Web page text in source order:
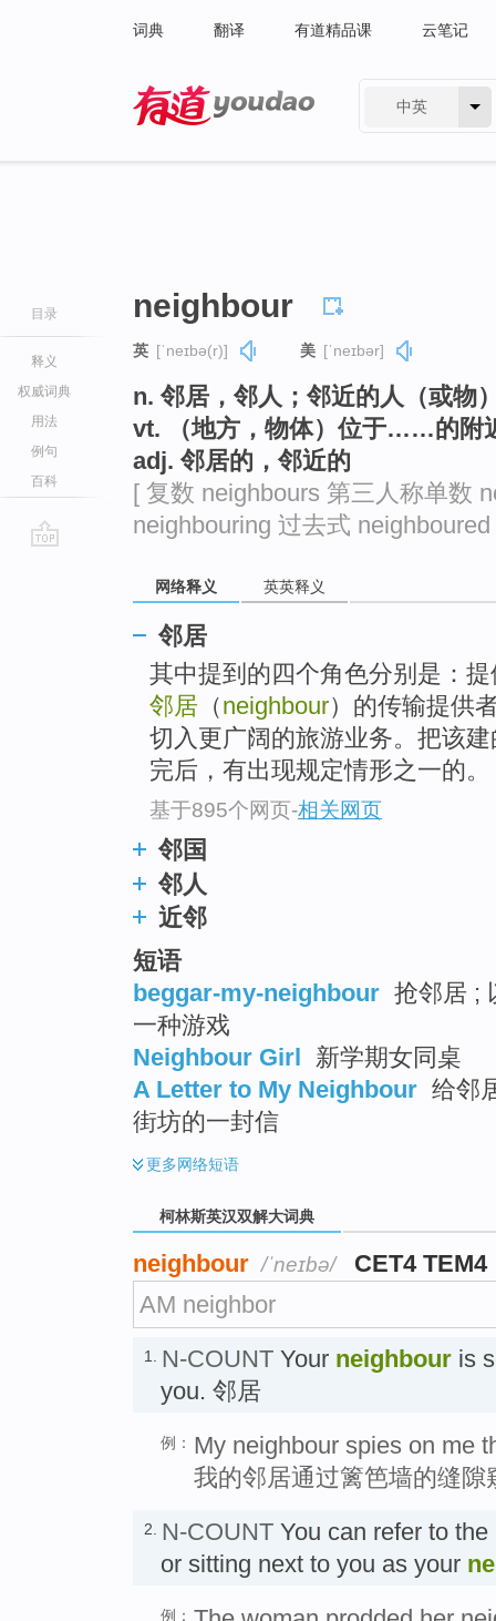
词典 翻译 有道精品课 云笔记
中英
目录
释义
权威词典
用法
例句
百科
neighbour
英 [ˈneɪbə(r)] 美 [ˈneɪbər]
n. 邻居，邻人；邻近的人（或物
vt. （地方，物体）位于……的附
adj. 邻居的，邻近的
[ 复数 neighbours 第三人称单数
neighbouring 过去式
网络释义 英英释义
邻居
其中提到的四个角色分别是：
邻居 （neighbour）的传输提供
切入更广阔的旅游业务。把该
完后，有出现规定情形之一的。
基于895个网页-相关网页
邻国
邻人
近邻
短语
beggar-my-neighbour 抢邻居 ;
一种游戏
Neighbour Girl 新学期女同桌
A Letter to My Neighbour 给邻
街坊的一封信
更多网络短语
柯林斯英汉双解大词典
neighbour /ˈneɪbə/
CET4 TEM4
AM neighbor
1. N-COUNT Your neighbour is
you. 邻居
例： My neighbour spies on me
我的邻居通过篱笆墙的缝隙
2. N-COUNT You can refer to
or sitting next to you as your
例：